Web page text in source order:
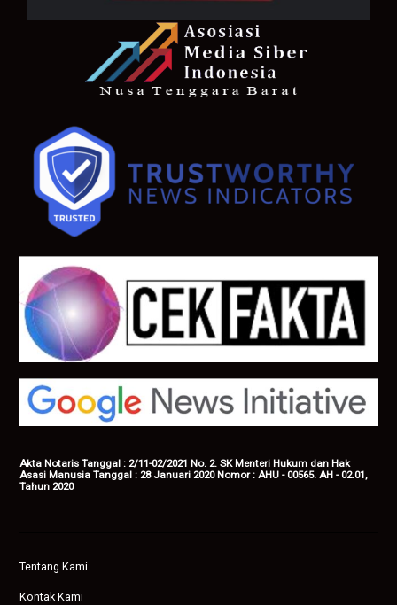
Akta Notaris Tanggal : 2/11-02/2021 No. 2. SK Menteri Hukum dan Hak
Asasi Manusia Tanggal : 28 Januari 2020 Nomor : AHU - 00565. AH - 02.01,
Tahun 2020
Tentang Kami
Kontak Kami